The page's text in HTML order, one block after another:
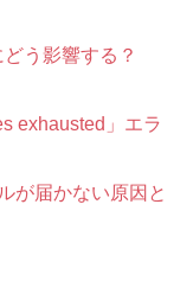
う影響する？
exhausted」エラ
が届かない原因と